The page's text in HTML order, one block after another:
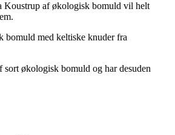
Koustrup af økologisk bomuld vil helt
bomuld med keltiske knuder fra
sort økologisk bomuld og har desuden